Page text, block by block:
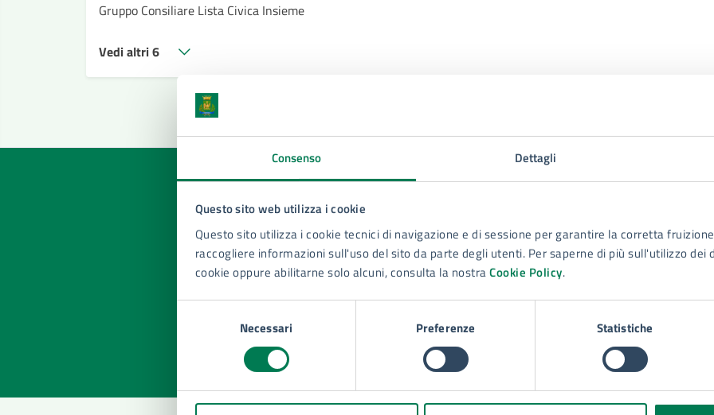
Consenso Dettagli
Questo sito web utilizza i cookie
Questo sito utilizza i cookie tecnici di navigazione e di sessione per garantire la corretta
raccogliere informazioni sull'uso del sito da parte degli utenti. Per saperne di più sull'utilizzo dei
cookie oppure abilitarne solo alcuni, consulta la nostraCookie Policy.
Necessari Preferenze Statistiche
Gruppo Consiliare Lista Civica Insieme
Vedi altri 6
Quanto sono chiare le informazioni su questa
pagina?
Valuta la chiarezza delle informazioni (da 1 a 5 stelle)
Seleziona il numero di stelle per valutare la chiarezza delle
Valuta 5 stelle su 5
Valuta 4 stelle su 5
Valuta 3 stelle su 5
Valuta 2 stelle su 5
Valuta 1 stelle su 5